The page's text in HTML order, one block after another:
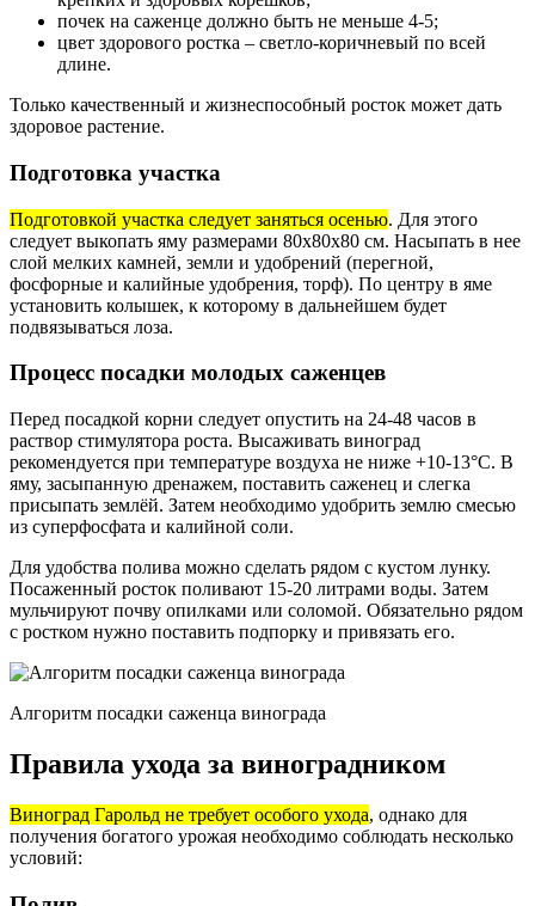
почек на саженце должно быть не меньше 4-5;
цвет здорового ростка – светло-коричневый по всей
длине.
Только качественный и жизнеспособный росток может дать
здоровое растение.
Подготовка участка
Подготовкой участка следует заняться осенью. Для этого
следует выкопать яму размерами 80х80х80 см. Насыпать в нее
слой мелких камней, земли и удобрений (перегной,
фосфорные и калийные удобрения, торф). По центру в яме
установить колышек, к которому в дальнейшем будет
подвязываться лоза.
Процесс посадки молодых саженцев
Перед посадкой корни следует опустить на 24-48 часов в
раствор стимулятора роста. Высаживать виноград
рекомендуется при температуре воздуха не ниже +10-13°C. В
яму, засыпанную дренажем, поставить саженец и слегка
присыпать землёй. Затем необходимо удобрить землю смесью
из суперфосфата и калийной соли.
Для удобства полива можно сделать рядом с кустом лунку.
Посаженный росток поливают 15-20 литрами воды. Затем
мульчируют почву опилками или соломой. Обязательно рядом
с ростком нужно поставить подпорку и привязать его.
Алгоритм посадки саженца винограда
Правила ухода за виноградником
Виноград Гарольд не требует особого ухода, однако для
получения богатого урожая необходимо соблюдать несколько
условий: